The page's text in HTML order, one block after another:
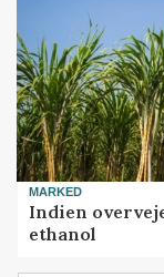
MARKED
Indien
ethanol